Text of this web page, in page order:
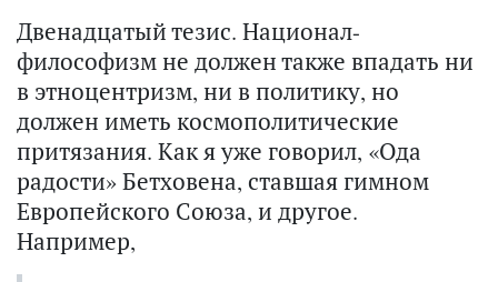
Двенадцатый тезис. Национал-
философизм не должен также впадать ни
в этноцентризм, ни в политику, но
должен иметь космополитические
притязания. Как я уже говорил, «Ода
радости» Бетховена, ставшая гимном
Европейского Союза, и другое.
Например,